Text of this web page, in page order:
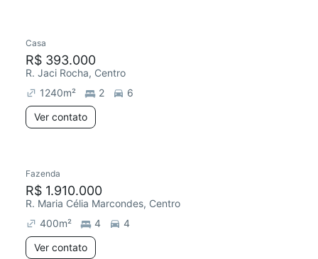
Casa
R$ 393.000
R. Jaci Rocha, Centro
1240m² 2
6
Ver contato
Fazenda
R$ 1.910.000
R. Maria Célia Marcondes, Centro
400m² 4
4
Ver contato